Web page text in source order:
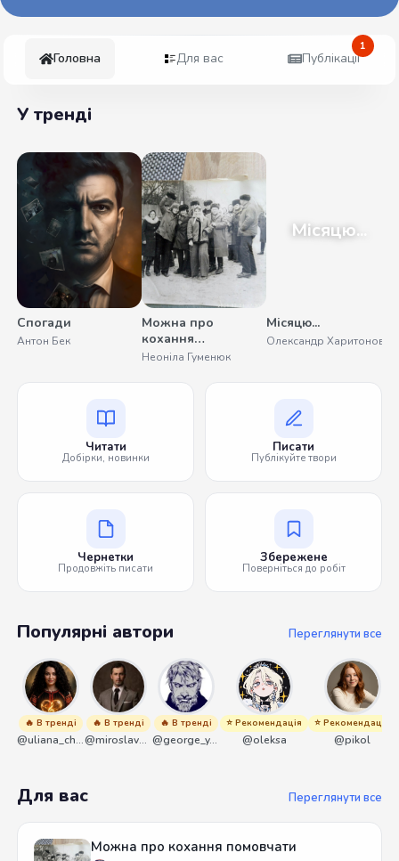
Головна Для вас Публікації
1
У тренді
Спогади
Антон Бек
Можна про
кохання
помовчати
Неоніла Гуменюк
Місяцю...
Місяцю...
Олександр Харитонов
Читати
Добірки, новинки
Писати
Публікуйте твори
Чернетки
Продовжіть писати
Збережене
Поверніться до робіт
Популярні автори Переглянути все
🔥 В тренді
@uliana_chernenko
🔥 В тренді
@miroslavmaniyk
🔥 В тренді
@george_y_lawlett
⭐ Рекомендація
@oleksa
⭐ Рекомендація
@pikol
Для вас Переглянути все
Можна про кохання помовчати